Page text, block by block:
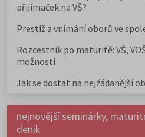
přijímaček na VŠ?
Prestiž a vnímání oborů ve
Rozcestník po maturitě: VŠ,
možnosti
Jak se dostat na nejžádanější
nejnovější seminárky,
deník